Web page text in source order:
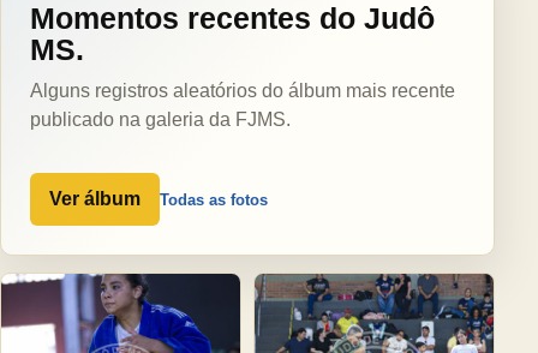
Momentos recentes do Judô
MS.
Alguns registros aleatórios do álbum mais recente
publicado na galeria da FJMS.
Ver álbum Todas as fotos